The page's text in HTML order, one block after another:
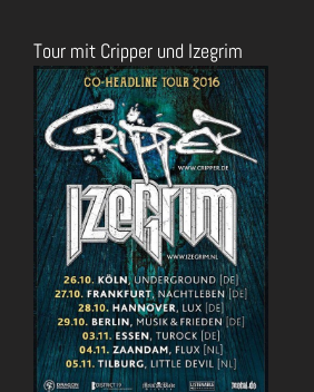
Tour mit Cripper und Izegrim
Zeige
grösseres
Bild